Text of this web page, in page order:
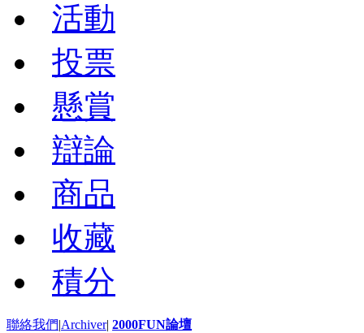
活動
投票
懸賞
辯論
商品
收藏
積分
聯絡我們|Archiver| 2000FUN論壇